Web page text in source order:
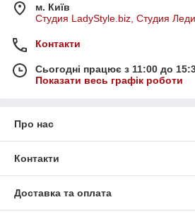
м. Київ
Студия LadyStyle.biz, Студия Леди
Контакти
Сьогодні працює з 11:00 до
Показати весь графік роботи
Про нас
Контакти
Доставка та оплата